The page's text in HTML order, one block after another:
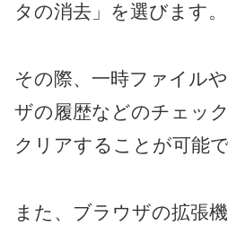
タの消去」を選びます。
その際、一時ファイル
ザの履歴などのチェッ
クリアすることが可能で
また、ブラウザの拡張